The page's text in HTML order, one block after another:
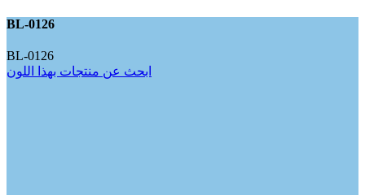
BL-0126
BL-0126
ابحث عن منتجات بهذا اللون